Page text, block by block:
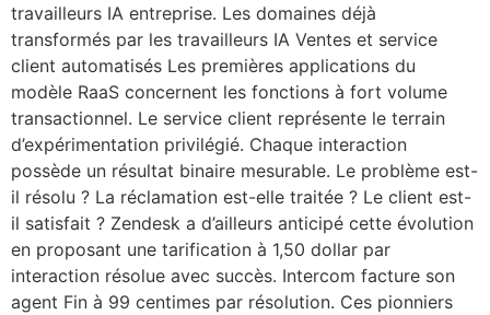
travailleurs IA entreprise. Les domaines déjà
transformés par les travailleurs IA Ventes et service
client automatisés Les premières applications du
modèle RaaS concernent les fonctions à fort volume
transactionnel. Le service client représente le terrain
d’expérimentation privilégié. Chaque interaction
possède un résultat binaire mesurable. Le problème est-
il résolu ? La réclamation est-elle traitée ? Le client est-
il satisfait ? Zendesk a d’ailleurs anticipé cette évolution
en proposant une tarification à 1,50 dollar par
interaction résolue avec succès. Intercom facture son
agent Fin à 99 centimes par résolution. Ces pionniers